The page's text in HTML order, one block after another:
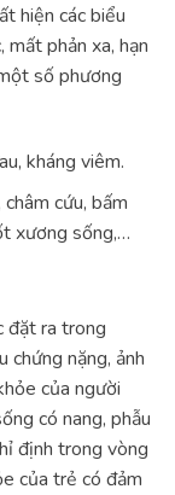
hiện các biểu
phản xa, hạn
số phương
kháng viêm.
cứu, bấm
xương sống,…
đặt ra trong
nặng, ảnh
của người
có nang, phẫu
định trong vòng
của trẻ có đảm